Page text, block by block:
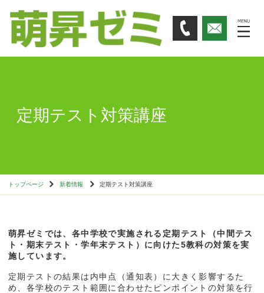
定期テスト対策講座
トップページ 新着情報 定期テスト対策講座
萌昇ゼミでは、各中学校で実施される定期テスト（中間テス
ト・期末テスト・学年末テスト）に向けた5教科の対策を実
施しています。
定期テストの結果は内申点（通知表）に大きく影響するた
め、各学校のテスト範囲に合わせたピンポイントの対策を行